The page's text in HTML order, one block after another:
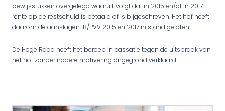
bewijsstukken overgelegd waaruit volgt dat in 2015 en/of in 2017
rente op de restschuld is betaald of is bijgeschreven. Het hof heeft
daarom de aanslagen IB/PVV 2015 en 2017 in stand gelaten.
De Hoge Raad heeft het beroep in cassatie tegen de uitspraak van
het hof zonder nadere motivering ongegrond verklaard.